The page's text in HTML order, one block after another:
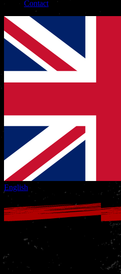
Contact
English
1ste & 2de paasdag
gesloten